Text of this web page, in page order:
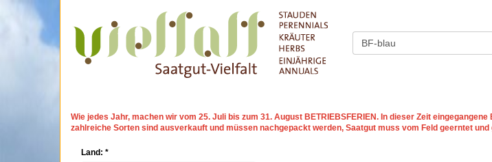
Wie jedes Jahr, machen wir vom 25. Juli bis zum 31. August BETRIEBSFERIEN. In dieser Zeit
zahlreiche Sorten sind ausverkauft und müssen nachgepackt werden, Saatgut muss vom Feld geerntet
Land: *